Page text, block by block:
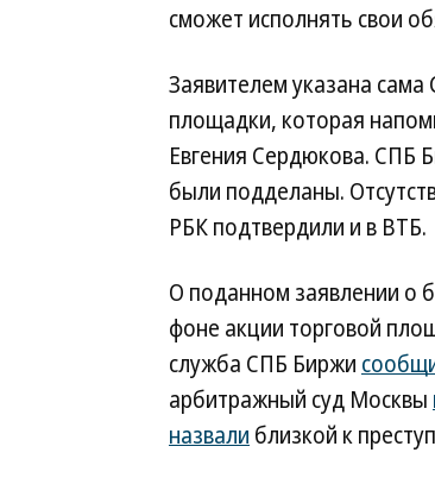
сможет исполнять свои
Заявителем указана
площадки, которая
Евгения Сердюкова. СПБ
были подделаны.
РБК подтвердили и в ВТБ.
О поданном заявлении о
фоне акции торговой
служба СПБ Биржи
арбитражный суд Москвы
назвали близкой к